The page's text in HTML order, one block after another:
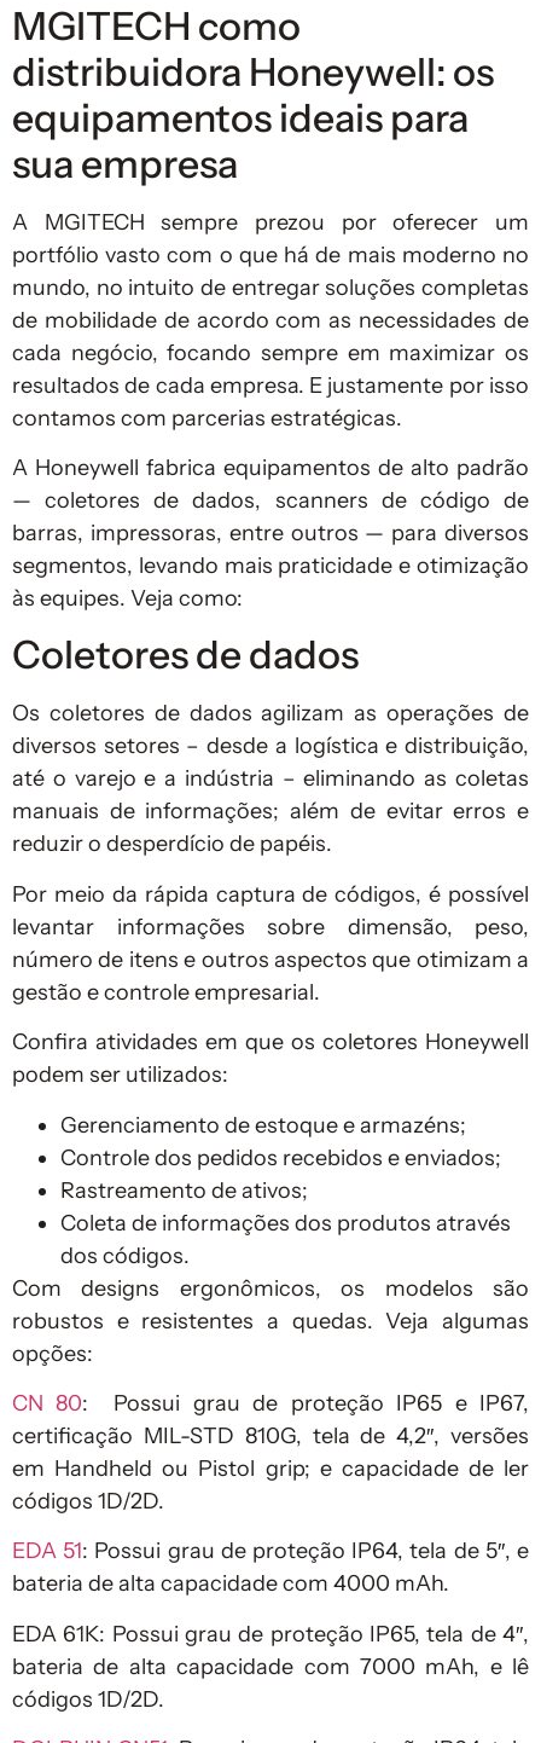
MGITECH como
distribuidora Honeywell: os
equipamentos ideais para
sua empresa
A MGITECH sempre prezou por oferecer um
portfólio vasto com o que há de mais moderno no
mundo, no intuito de entregar soluções completas
de mobilidade de acordo com as necessidades de
cada negócio, focando sempre em maximizar os
resultados de cada empresa. E justamente por isso
contamos com parcerias estratégicas.
A Honeywell fabrica equipamentos de alto padrão
— coletores de dados, scanners de código de
barras, impressoras, entre outros — para diversos
segmentos, levando mais praticidade e otimização
às equipes. Veja como:
Coletores de dados
Os coletores de dados agilizam as operações de
diversos setores – desde a logística e distribuição,
até o varejo e a indústria – eliminando as coletas
manuais de informações; além de evitar erros e
reduzir o desperdício de papéis.
Por meio da rápida captura de códigos, é possível
levantar informações sobre dimensão, peso,
número de itens e outros aspectos que otimizam a
gestão e controle empresarial.
Confira atividades em que os coletores Honeywell
podem ser utilizados:
Gerenciamento de estoque e armazéns;
Controle dos pedidos recebidos e enviados;
Rastreamento de ativos;
Coleta de informações dos produtos através
dos códigos.
Com designs ergonômicos, os modelos são
robustos e resistentes a quedas. Veja algumas
opções:
CN 80: Possui grau de proteção IP65 e IP67,
certificação MIL-STD 810G, tela de 4,2″, versões
em Handheld ou Pistol grip; e capacidade de ler
códigos 1D/2D.
EDA 51: Possui grau de proteção IP64, tela de 5″, e
bateria de alta capacidade com 4000 mAh.
EDA 61K: Possui grau de proteção IP65, tela de 4″,
bateria de alta capacidade com 7000 mAh, e lê
códigos 1D/2D.